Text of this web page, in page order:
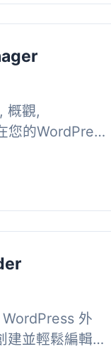
概觀,
您的WordPress
什麼...
外
建並輕鬆編輯簡